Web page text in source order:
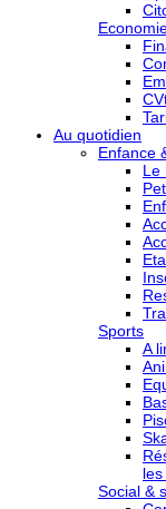
Au quotidien
Enfance
Le
Sports
A
Social &